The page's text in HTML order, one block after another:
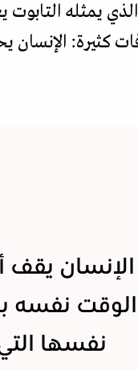
الذي يمثله
كثيرة: الإنسان
الإنسان
الوقت نفسه
نفسها